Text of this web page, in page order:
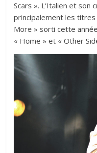
Scars ». L’Italien et
principalement les titres
More » sorti cette
« Home » et « Other